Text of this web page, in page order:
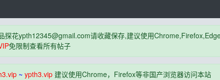
探花ypth12345@gmail.com请收藏保存,建议使用
免限制查看所有帖子
~ ypth3.vip建议使用Chrome，Firefox等非国产浏览器访问本站